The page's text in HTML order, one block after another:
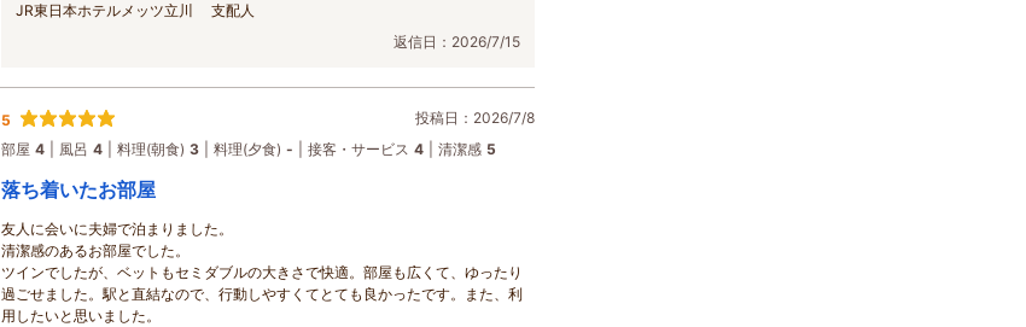
JR東日本ホテルメッツ立川 支配人
返信日：2026/7/15
5
投稿日：2026/7/8
部屋 4 風呂 4 料理(朝食) 3 料理(夕食) - 接客・サービス 4 清潔感 5
落ち着いたお部屋
友人に会いに夫婦で泊まりました。
清潔感のあるお部屋でした。
ツインでしたが、ベットもセミダブルの大きさで快適。部屋も広くて、ゆったり
過ごせました。駅と直結なので、行動しやすくてとても良かったです。また、利
用したいと思いました。